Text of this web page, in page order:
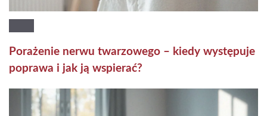
Porażenie nerwu twarzowego – kiedy występuje
poprawa i jak ją wspierać?